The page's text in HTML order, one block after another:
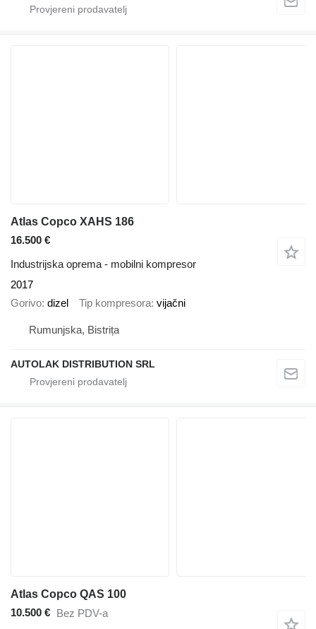
Atlas Copco XAHS 186
16.500 €
Industrijska oprema - mobilni kompresor
2017
Gorivo dizel Tip kompresora vijačni
Rumunjska, Bistrița
AUTOLAK DISTRIBUTION SRL
Atlas Copco QAS 100
10.500 € Bez PDV-a